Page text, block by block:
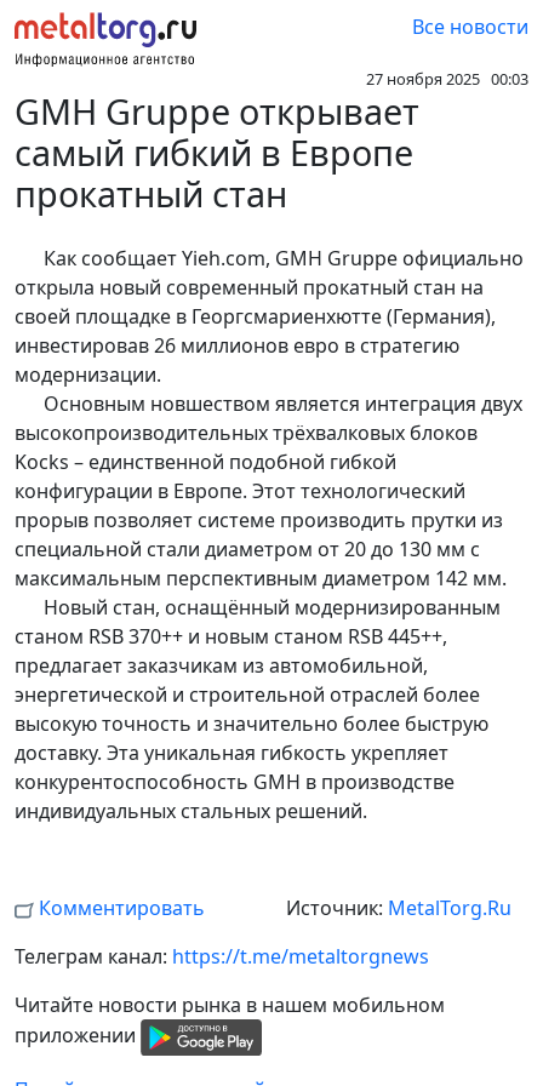
Все новости
27 ноября 2025 00:03
GMH Gruppe открывает
самый гибкий в Европе
прокатный стан
Как сообщает Yieh.com, GMH Gruppe официально
открыла новый современный прокатный стан на
своей площадке в Георгсмариенхютте (Германия),
инвестировав 26 миллионов евро в стратегию
модернизации.
Основным новшеством является интеграция двух
высокопроизводительных трёхвалковых блоков
Kocks – единственной подобной гибкой
конфигурации в Европе. Этот технологический
прорыв позволяет системе производить прутки из
специальной стали диаметром от 20 до 130 мм с
максимальным перспективным диаметром 142 мм.
Новый стан, оснащённый модернизированным
станом RSB 370++ и новым станом RSB 445++,
предлагает заказчикам из автомобильной,
энергетической и строительной отраслей более
высокую точность и значительно более быструю
доставку. Эта уникальная гибкость укрепляет
конкурентоспособность GMH в производстве
индивидуальных стальных решений.
Комментировать Источник: MetalTorg.Ru
Телеграм канал: https://t.me/metaltorgnews
Читайте новости рынка в нашем мобильном
приложении